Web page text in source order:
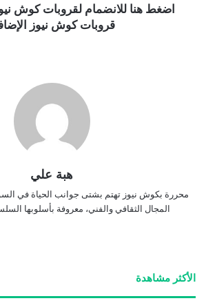
اضغط هنا للانضمام لقروبات كوش
قروبات كوش نيوز
هبة علي
محررة بكوش نيوز تهتم بشتى جوانب الحياة في
المجال الثقافي والفني، معروفة بأسلوبها
الأكثر مشاهدة